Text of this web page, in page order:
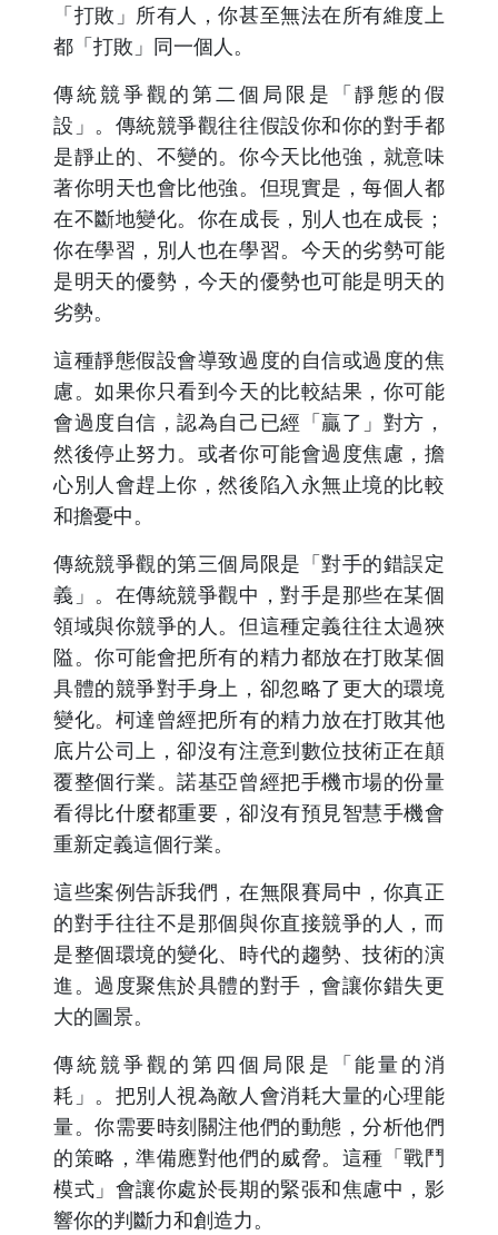
「打敗」所有人，你甚至無法在所有維度上
都「打敗」同一個人。
傳統競爭觀的第二個局限是「靜態的假
設」。傳統競爭觀往往假設你和你的對手都
是靜止的、不變的。你今天比他強，就意味
著你明天也會比他強。但現實是，每個人都
在不斷地變化。你在成長，別人也在成長；
你在學習，別人也在學習。今天的劣勢可能
是明天的優勢，今天的優勢也可能是明天的
劣勢。
這種靜態假設會導致過度的自信或過度的焦
慮。如果你只看到今天的比較結果，你可能
會過度自信，認為自己已經「贏了」對方，
然後停止努力。或者你可能會過度焦慮，擔
心別人會趕上你，然後陷入永無止境的比較
和擔憂中。
傳統競爭觀的第三個局限是「對手的錯誤定
義」。在傳統競爭觀中，對手是那些在某個
領域與你競爭的人。但這種定義往往太過狹
隘。你可能會把所有的精力都放在打敗某個
具體的競爭對手身上，卻忽略了更大的環境
變化。柯達曾經把所有的精力放在打敗其他
底片公司上，卻沒有注意到數位技術正在顛
覆整個行業。諾基亞曾經把手機市場的份量
看得比什麼都重要，卻沒有預見智慧手機會
重新定義這個行業。
這些案例告訴我們，在無限賽局中，你真正
的對手往往不是那個與你直接競爭的人，而
是整個環境的變化、時代的趨勢、技術的演
進。過度聚焦於具體的對手，會讓你錯失更
大的圖景。
傳統競爭觀的第四個局限是「能量的消
耗」。把別人視為敵人會消耗大量的心理能
量。你需要時刻關注他們的動態，分析他們
的策略，準備應對他們的威脅。這種「戰鬥
模式」會讓你處於長期的緊張和焦慮中，影
響你的判斷力和創造力。